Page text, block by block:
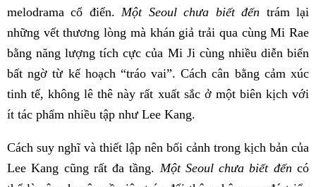
melodrama cổ điển.Một Seoul chưa biết đến trám lại
những vết thương lòng mà khán giả trải qua cùng Mi Rae
bằng năng lượng tích cực của Mi Ji cùng nhiều diễn biến
bất ngờ từ kế hoạch “tráo vai”. Cách cân bằng cảm xúc
tinh tế, không lê thê này rất xuất sắc ở một biên kịch với
ít tác phẩm nhiều tập như Lee Kang.
Cách suy nghĩ và thiết lập nên bối cảnh trong kịch bản của
Lee Kang cũng rất đa tầng. Một Seoul chưa biết đến có